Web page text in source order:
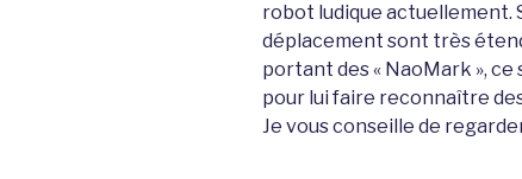
robot ludique actuellement.
déplacement sont très
portant des « NaoMark », ce
pour lui faire reconnaître
Je vous conseille de